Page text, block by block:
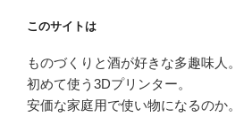
このサイトは
ものづくりと酒が好きな多趣味人。
初めて使う3Dプリンター。
安価な家庭用で使い物になるのか。